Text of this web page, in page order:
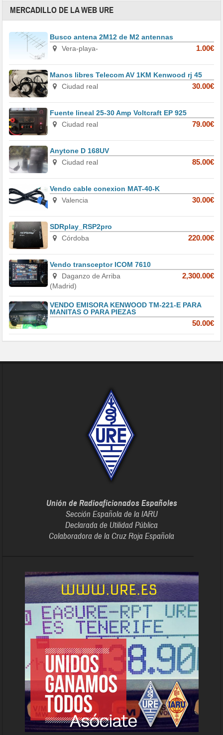
MERCADILLO DE LA WEB URE
Busco antena 2M12 de M2 antennas
Vera-playa-
1.00€
Manos libres Telecom AV 1KM Kenwood rj 45
Ciudad real
30.00€
Fuente lineal 25-30 Amp Voltcraft EP 925
Ciudad real
79.00€
Anytone D 168UV
Ciudad real
85.00€
Vendo cable conexion MAT-40-K
Valencia
30.00€
SDRplay_RSP2pro
Córdoba
220.00€
Vendo transceptor ICOM 7610
Daganzo de Arriba
(Madrid)
2,300.00€
VENDO EMISORA KENWOOD TM-221-E PARA
MANITAS O PARA PIEZAS
50.00€
Unión de Radioaficionados Españoles
Sección Española de la IARU
Declarada de Utilidad Pública
Colaboradora de la Cruz Roja Española